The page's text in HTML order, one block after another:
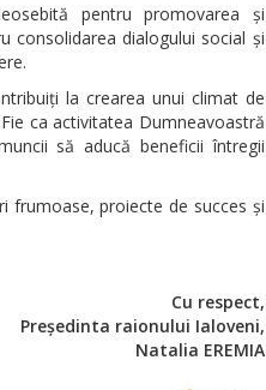
pentru promovarea și
consolidarea dialogului social și
la crearea unui climat de
ca activitatea Dumneavoastră
să aducă beneficii întregii
frumoase, proiecte de succes și
Cu respect,
Președinta raionului Ialoveni,
Natalia EREMIA